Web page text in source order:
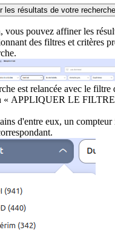
les résultats de votre recherche
vous pouvez affiner les
des filtres et critères
est relancée avec le
« APPLIQUER LE FILTRE
d'entre eux, un